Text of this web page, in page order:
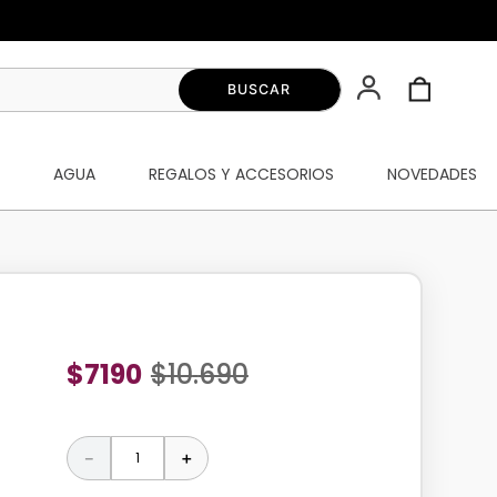
AGUA REGALOS Y ACCESORIOS NOVEDADES
$7190 $10.690
＋
－